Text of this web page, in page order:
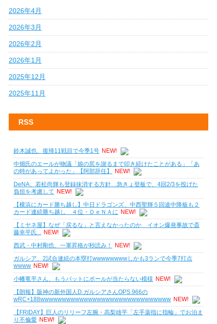
2026年4月
2026年3月
2026年2月
2026年1月
2025年12月
2025年11月
RSS
鈴木誠也、復帰11戦目で今季1号 NEW!
中畑氏のエールが物議「娘の尻を謝るまで叩き続けたことがある」「あ
の時があってよかった」【阿部辞任】
NEW!
DeNA、若松尚輝も登録抹消する方針…急きょ登板で、4回2/3を投げた
負担を考慮して NEW!
【横浜にカード勝ち越し】中日ドラゴンズ、中西聖輝５回途中降板も２
カード連続勝ち越し ４位・ＤｅＮＡに NEW!
【ミヤネ屋】なぜ「戻るな」と言えなかったのか イオン爆発事故で斎
藤幸平氏... NEW!
西武・中村剛也、一軍昇格が秒読み！
NEW!
ガルシア、2試合連続の本塁打wwwwwwwwしかも3ランで今季7打点
wwww NEW!
小幡竜平さん、もうバットにボールが当たらない模様 NEW!
【朗報】阪神の新外国人D.ガルシアさんOPS.966の
wRC+188wwwwwwwwwwwwwwwwwwwwwwwwwwwwww NEW!
【FRIDAY】巨人のリリーフ左腕・高梨雄平「左手薬指に指輪」でお泊ま
り不倫愛 NEW!